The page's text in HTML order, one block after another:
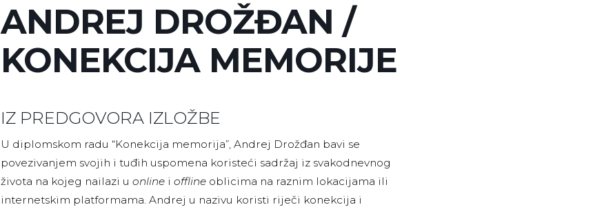
ANDREJ DROŽĐAN /
KONEKCIJA MEMORIJE
IZ PREDGOVORA IZLOŽBE
U diplomskom radu “Konekcija memorija”, Andrej Drožđan bavi se
povezivanjem svojih i tuđih uspomena koristeći sadržaj iz svakodnevnog
života na kojeg nailazi u online i offline oblicima na raznim lokacijama ili
internetskim platformama. Andrej u nazivu koristi riječi konekcija i